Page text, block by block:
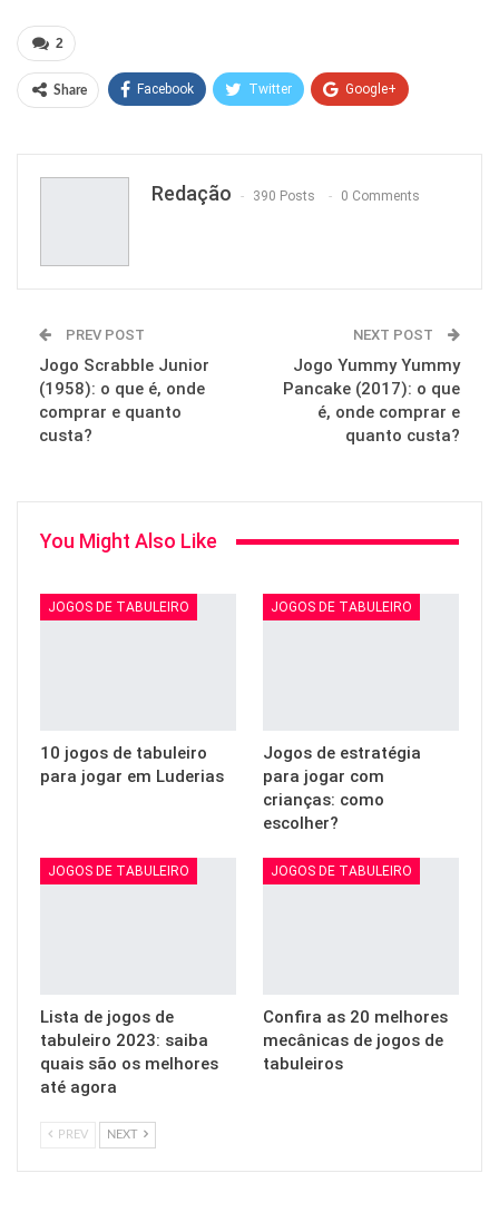
2
Share Facebook Twitter Google+
Email
Redação 390 Posts 0 Comments
PREV POST
Jogo Scrabble Junior
(1958): o que é, onde
comprar e quanto
custa?
NEXT POST
Jogo Yummy Yummy
Pancake (2017): o que
é, onde comprar e
quanto custa?
You Might Also Like
JOGOS DE TABULEIRO
10 jogos de tabuleiro
para jogar em Luderias
JOGOS DE TABULEIRO
Jogos de estratégia
para jogar com
crianças: como
escolher?
JOGOS DE TABULEIRO
Lista de jogos de
tabuleiro 2023: saiba
quais são os melhores
até agora
JOGOS DE TABULEIRO
Confira as 20 melhores
mecânicas de jogos de
tabuleiros
PREV NEXT